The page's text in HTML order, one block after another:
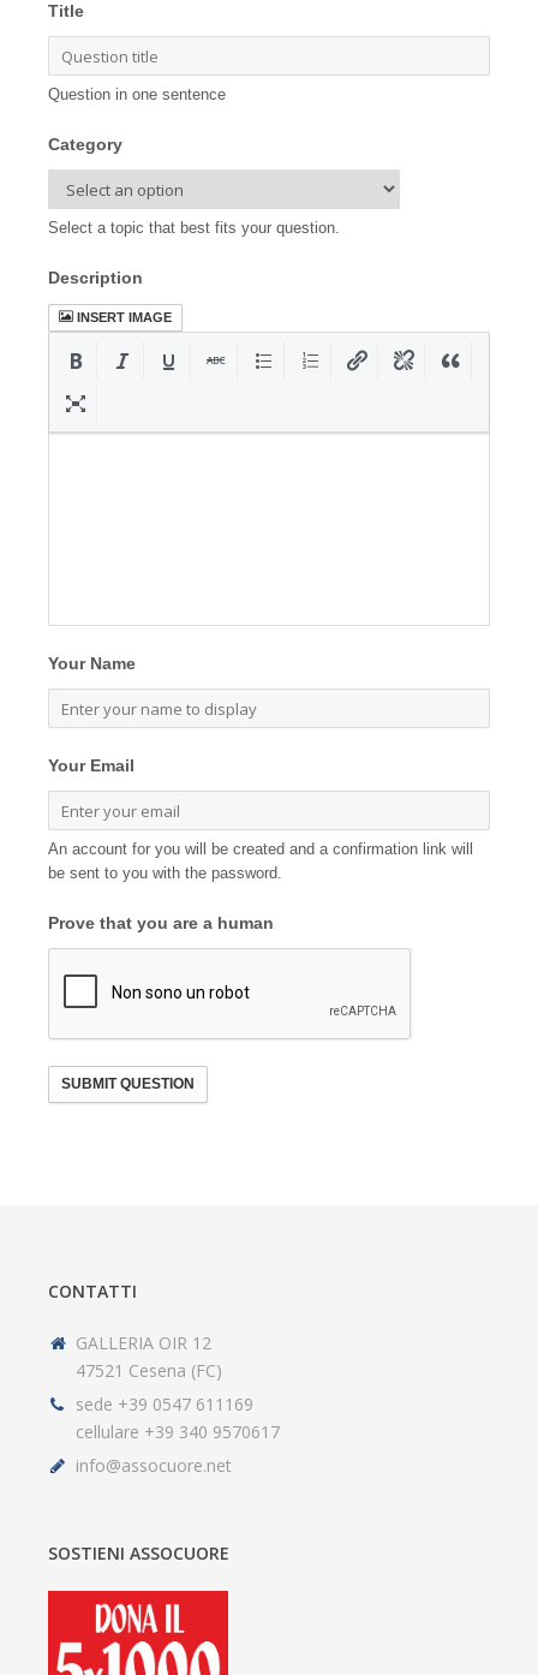
Title
Question in one sentence
Category
Select a topic that best fits your question.
Description
INSERT IMAGE
Your Name
Your Email
An account for you will be created and a confirmation link will
be sent to you with the password.
Prove that you are a human
SUBMIT QUESTION
CONTATTI
GALLERIA OIR 12
47521 Cesena (FC)
sede +39 0547 611169
cellulare +39 340 9570617
info@assocuore.net
SOSTIENI ASSOCUORE